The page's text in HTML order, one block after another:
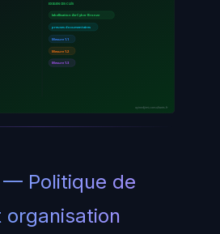
EXIGENCES CLÉS
labellisation AirCyber Bronze
preuves documentaires
Mesure 1.1
Mesure 1.2
Mesure 1.3
ayinedjimi-consultants.fr
— Politique de